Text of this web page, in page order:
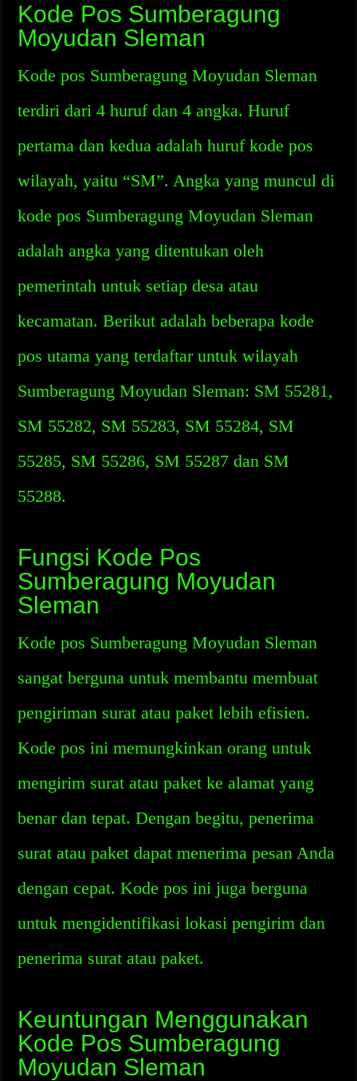
Kode Pos Sumberagung
Moyudan Sleman
Kode pos Sumberagung Moyudan Sleman
terdiri dari 4 huruf dan 4 angka. Huruf
pertama dan kedua adalah huruf kode pos
wilayah, yaitu “SM”. Angka yang muncul di
kode pos Sumberagung Moyudan Sleman
adalah angka yang ditentukan oleh
pemerintah untuk setiap desa atau
kecamatan. Berikut adalah beberapa kode
pos utama yang terdaftar untuk wilayah
Sumberagung Moyudan Sleman: SM 55281,
SM 55282, SM 55283, SM 55284, SM
55285, SM 55286, SM 55287 dan SM
55288.
Fungsi Kode Pos
Sumberagung Moyudan
Sleman
Kode pos Sumberagung Moyudan Sleman
sangat berguna untuk membantu membuat
pengiriman surat atau paket lebih efisien.
Kode pos ini memungkinkan orang untuk
mengirim surat atau paket ke alamat yang
benar dan tepat. Dengan begitu, penerima
surat atau paket dapat menerima pesan Anda
dengan cepat. Kode pos ini juga berguna
untuk mengidentifikasi lokasi pengirim dan
penerima surat atau paket.
Keuntungan Menggunakan
Kode Pos Sumberagung
Moyudan Sleman